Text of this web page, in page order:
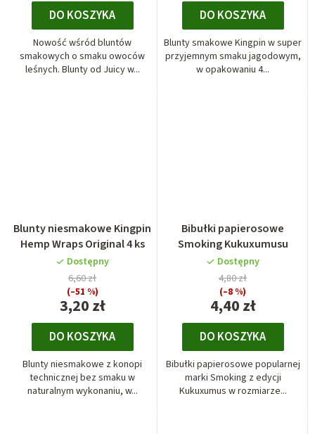
DO KOSZYKA
Nowość wśród bluntów
smakowych o smaku owoców
leśnych. Blunty od Juicy w...
DO KOSZYKA
Blunty smakowe Kingpin w super
przyjemnym smaku jagodowym,
w opakowaniu 4...
Blunty niesmakowe Kingpin
Hemp Wraps Original 4 ks
Dostępny
3,20 zł
6,60 zł
(–51 %)
DO KOSZYKA
Blunty niesmakowe z konopi
technicznej bez smaku w
naturalnym wykonaniu, w...
Bibułki papierosowe
Smoking Kukuxumusu
Dostępny
4,40 zł
4,80 zł
(–8 %)
DO KOSZYKA
Bibułki papierosowe popularnej
marki Smoking z edycji
Kukuxumus w rozmiarze...